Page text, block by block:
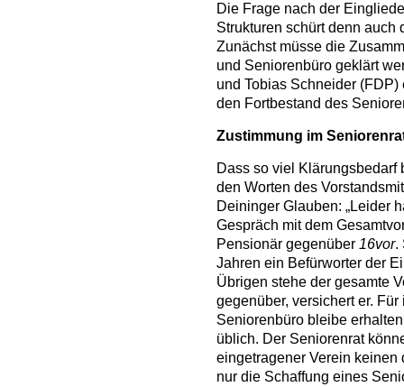
Die Frage nach der
Strukturen schürt denn auch
Zunächst müsse die
und Seniorenbüro geklärt
und Tobias Schneider
den Fortbestand des
Zustimmung im
Dass so viel Klärungsbedarf
den Worten des
Deininger Glauben: „Leider
Gespräch mit dem
Pensionär gegenüber 16vor.
Jahren ein Befürworter der
Übrigen stehe der gesamte
gegenüber, versichert er.
Seniorenbüro bleibe
üblich. Der Seniorenrat
eingetragener Verein
nur die Schaffung eines